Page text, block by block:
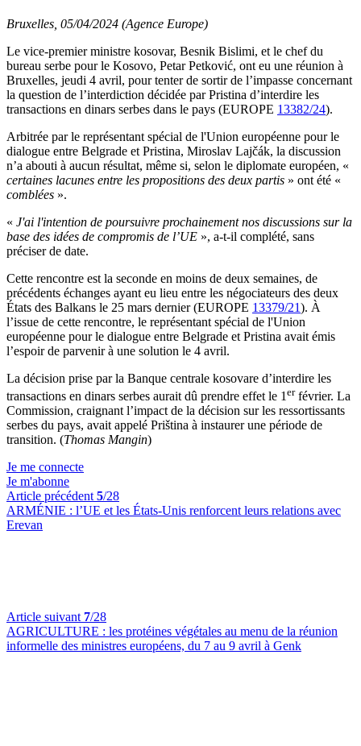
Bruxelles, 05/04/2024 (Agence Europe)
Le vice-premier ministre kosovar, Besnik Bislimi, et le chef du
bureau serbe pour le Kosovo, Petar Petković, ont eu une réunion à
Bruxelles, jeudi 4 avril, pour tenter de sortir de l’impasse concernant
la question de l’interdiction décidée par Pristina d’interdire les
transactions en dinars serbes dans le pays (EUROPE 13382/24).
Arbitrée par le représentant spécial de l'Union européenne pour le
dialogue entre Belgrade et Pristina, Miroslav Lajčák, la discussion
n’a abouti à aucun résultat, même si, selon le diplomate européen, «
certaines lacunes entre les propositions des deux partis » ont été «
comblées ».
« J'ai l'intention de poursuivre prochainement nos discussions sur la
base des idées de compromis de l’UE », a-t-il complété, sans
préciser de date.
Cette rencontre est la seconde en moins de deux semaines, de
précédents échanges ayant eu lieu entre les négociateurs des deux
États des Balkans le 25 mars dernier (EUROPE 13379/21). À
l’issue de cette rencontre, le représentant spécial de l'Union
européenne pour le dialogue entre Belgrade et Pristina avait émis
l’espoir de parvenir à une solution le 4 avril.
La décision prise par la Banque centrale kosovare d’interdire les
transactions en dinars serbes aurait dû prendre effet le 1 erfévrier. La
Commission, craignant l’impact de la décision sur les ressortissants
serbes du pays, avait appelé Priština à instaurer une période de
transition. (Thomas Mangin)
Je me connecte
Je m'abonne
Article précédent 5/28
ARMÉNIE : l’UE et les États-Unis renforcent leurs relations avec
Erevan
Article suivant 7/28
AGRICULTURE : les protéines végétales au menu de la réunion
informelle des ministres européens, du 7 au 9 avril à Genk